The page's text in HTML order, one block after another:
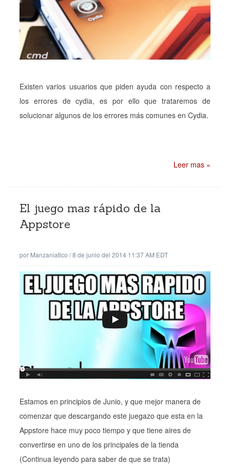
Existen varios usuarios que piden ayuda con respecto a
los errores de cydia, es por ello que trataremos de
solucionar algunos de los errores más comunes en Cydia.
Leer mas »
El juego mas rápido de la
Appstore
por Manzaniatico /8 de junio del 2014 11:37 AM EDT
Estamos en principios de Junio, y que mejor manera de
comenzar que descargando este juegazo que esta en la
Appstore hace muy poco tiempo y que tiene aires de
convertirse en uno de los principales de la tienda
(Continua leyendo para saber de que se trata)